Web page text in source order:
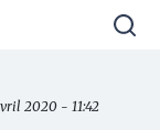
2020 - 11:42